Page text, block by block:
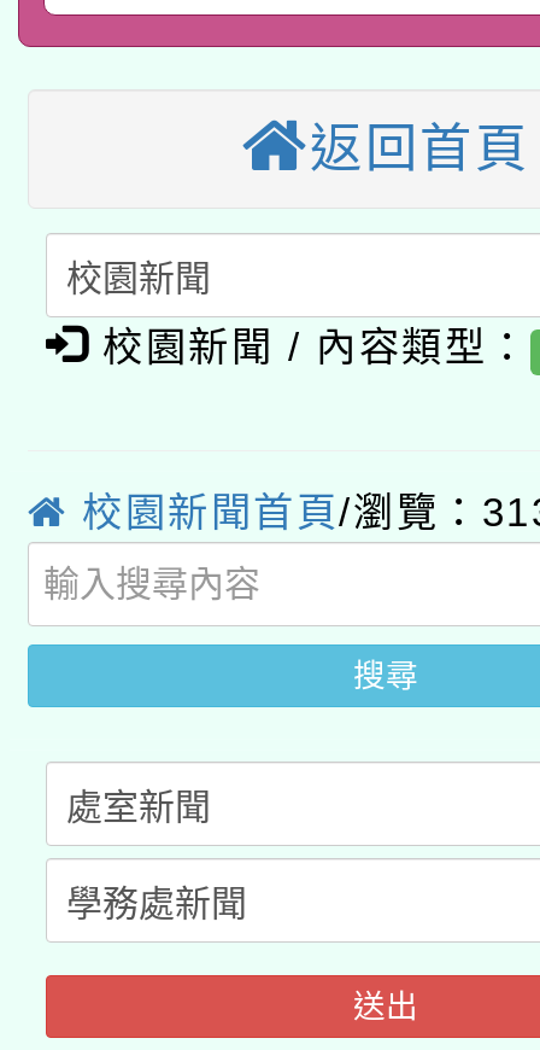
用水績優單位及節水達
動」
本校115學年度第2次
招甄選結果公告(無人
適應運動共學行動站研
本館辦理115年度閱讀
暨閱讀推動專業研習
科技賦能─人工智慧
礎課程
A3數位素養講師名單
「數位內容與教學軟
薪期間赴陸應申請許可
轉知經濟部水利署委託
業技術研究院辦理「
用水績優單位及節水達
115年8月22日(星期六
桃園市孔廟祈福系列
開 智慧啟航」
2026年桃園地景藝術
返回首頁
校園新聞 / 內容類型：
校園新聞首頁/瀏覽：
搜尋
送出